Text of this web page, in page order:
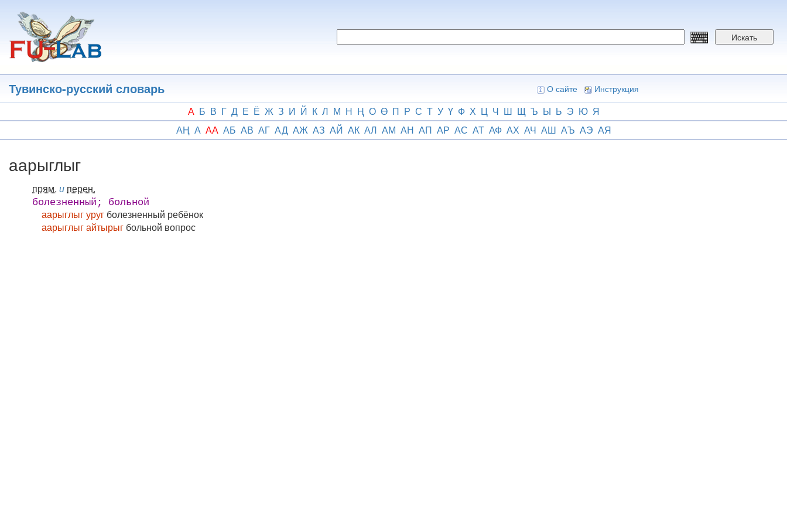
основному
содержанию
Искать
Тувинско-русский словарь О сайте Инструкция
А Б В Г Д Е Ё Ж З И Й К Л М Н Ң О Ө П Р С Т У Ү Ф Х Ц Ч Ш Щ Ъ Ы Ь Э Ю Я
АҢ А АА АБ АВ АГ АД АЖ АЗ АЙ АК АЛ АМ АН АП АР АС АТ АФ АХ АЧ АШ АЪ АЭ АЯ
аарыглыг
прям. и перен.
болезненный; больной
аарыглыг уруг болезненный ребёнок
аарыглыг айтырыг больной вопрос